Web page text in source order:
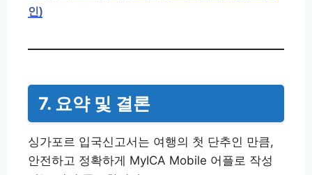
인)
7. 요약 및 결론
싱가포르 입국신고서는 여행의 첫 단추인 만큼,
안전하고 정확하게 MyICA Mobile 어플로 작성